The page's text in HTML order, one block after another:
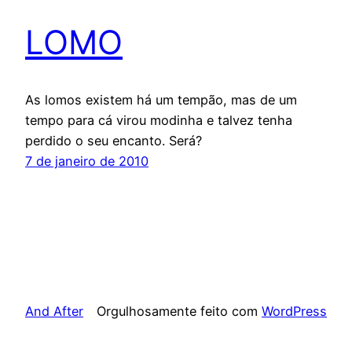
LOMO
As lomos existem há um tempão, mas de um
tempo para cá virou modinha e talvez tenha
perdido o seu encanto. Será?
7 de janeiro de 2010
And After Orgulhosamente feito com WordPress